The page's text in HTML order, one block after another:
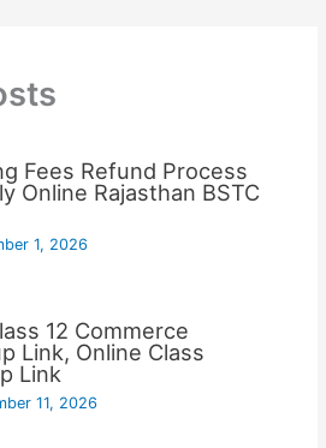
Fees Refund Process
Online Rajasthan BSTC
1, 2026
12 Commerce
Link, Online Class
Link
11, 2026